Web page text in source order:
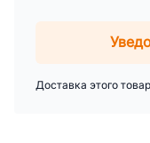
Доставка этого